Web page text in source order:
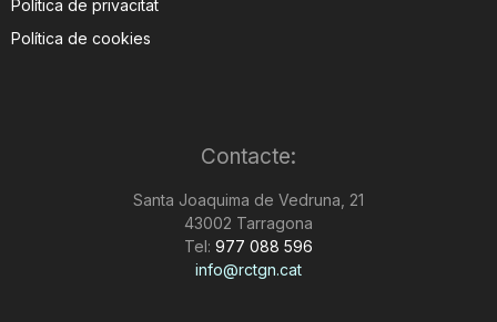
Política de privacitat
Política de cookies
Contacte:
Santa Joaquima de Vedruna, 21
43002 Tarragona
Tel: 977 088 596
info@rctgn.cat